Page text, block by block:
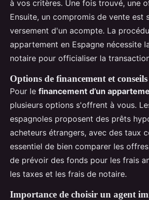
à vos critères. Une fois trouvé, une
Ensuite, un compromis de vente est
versement d'un acompte. La
appartement en Espagne nécessite
notaire pour officialiser la
Options de financement et
Pour le financement d’un
plusieurs options s'offrent à vous.
espagnoles proposent des prêts
acheteurs étrangers, avec des taux
essentiel de bien comparer les
de prévoir des fonds pour les frais
les taxes et les frais de notaire.
Importance de choisir un agent